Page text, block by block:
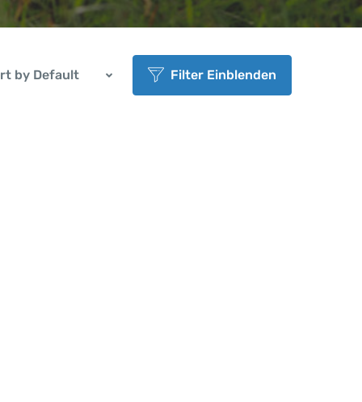
by Default Filter Einblenden